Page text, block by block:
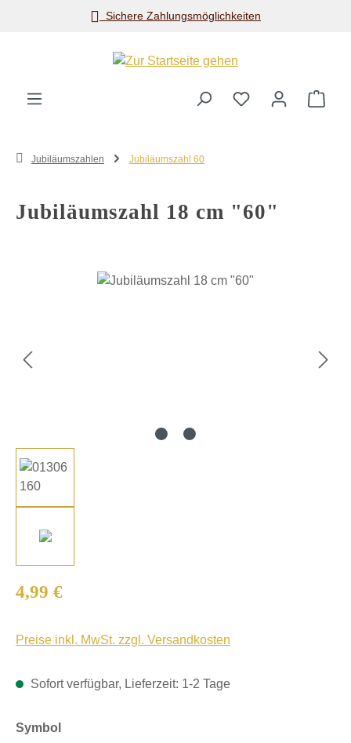
Zum Hauptinhalt springenSichere Zahlungsmöglichkeiten
Jubiläumszahlen Jubiläumszahl 60
Jubiläumszahl 18 cm "60"
Bildergalerie überspringen
Regulärer Preis:
4,99 €
Preise inkl. MwSt. zzgl. Versandkosten
Sofort verfügbar, Lieferzeit: 1-2 Tage
Symbol auswählen